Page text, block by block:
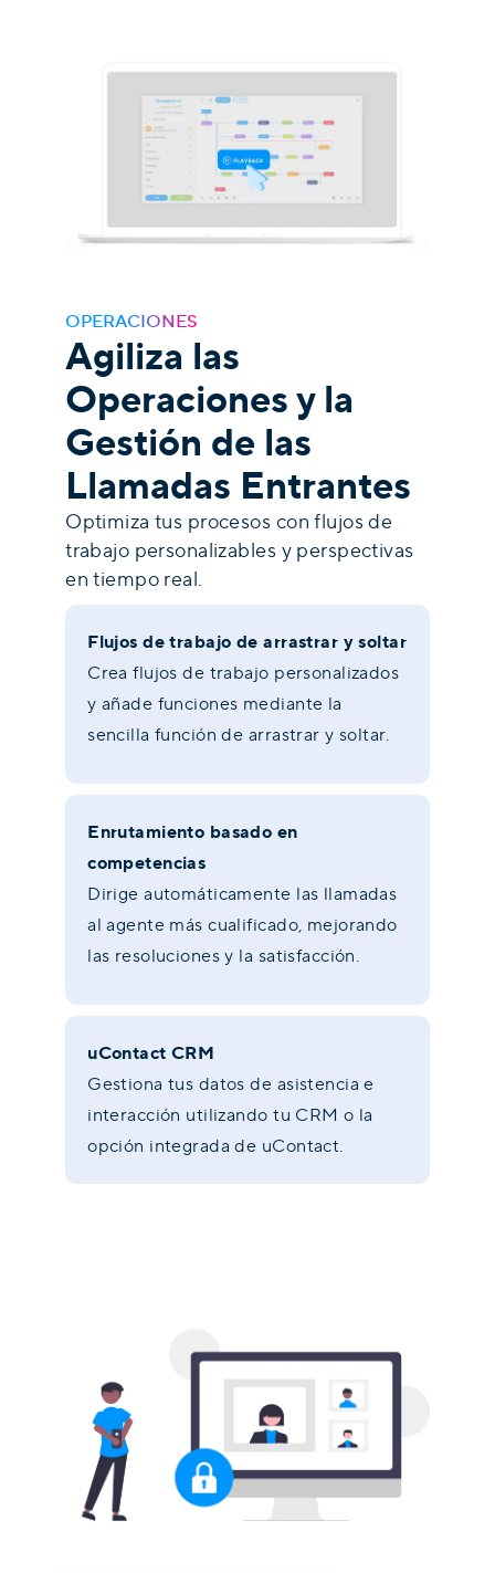
OPERACIONES
Agiliza las
Operaciones y la
Gestión de las
Llamadas Entrantes
Optimiza tus procesos con flujos de
trabajo personalizables y perspectivas
en tiempo real.
Flujos de trabajo de arrastrar y soltar
Crea flujos de trabajo personalizados
y añade funciones mediante la
sencilla función de arrastrar y soltar.
Enrutamiento basado en
competencias
Dirige automáticamente las llamadas
al agente más cualificado, mejorando
las resoluciones y la satisfacción.
uContact CRM
Gestiona tus datos de asistencia e
interacción utilizando tu CRM o la
opción integrada de uContact.